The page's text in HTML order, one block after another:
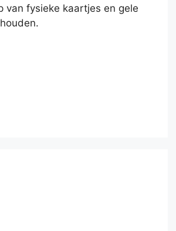
van fysieke kaartjes en gele